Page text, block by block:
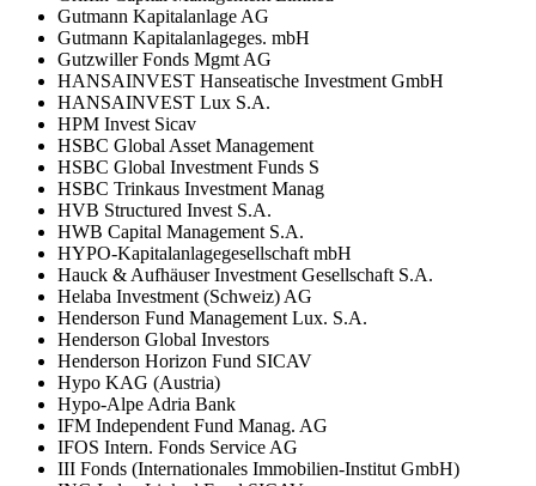
Gutmann Kapitalanlage AG
Gutmann Kapitalanlageges. mbH
Gutzwiller Fonds Mgmt AG
HANSAINVEST Hanseatische Investment GmbH
HANSAINVEST Lux S.A.
HPM Invest Sicav
HSBC Global Asset Management
HSBC Global Investment Funds S
HSBC Trinkaus Investment Manag
HVB Structured Invest S.A.
HWB Capital Management S.A.
HYPO-Kapitalanlagegesellschaft mbH
Hauck & Aufhäuser Investment Gesellschaft S.A.
Helaba Investment (Schweiz) AG
Henderson Fund Management Lux. S.A.
Henderson Global Investors
Henderson Horizon Fund SICAV
Hypo KAG (Austria)
Hypo-Alpe Adria Bank
IFM Independent Fund Manag. AG
IFOS Intern. Fonds Service AG
III Fonds (Internationales Immobilien-Institut GmbH)